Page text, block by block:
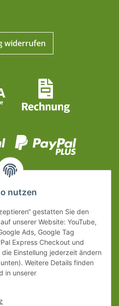
widerrufen
nutzen
gestatten Sie den
unserer Website: YouTube,
Ads, Google Tag
Express Checkout und
Einstellung jederzeit ändern
Weitere Details finden
in unserer